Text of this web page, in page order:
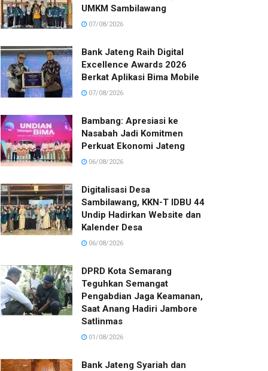
UMKM Sambilawang
07/08/2026
Bank Jateng Raih Digital
Excellence Awards 2026
Berkat Aplikasi Bima Mobile
07/08/2026
Bambang: Apresiasi ke
Nasabah Jadi Komitmen
Perkuat Ekonomi Jateng
06/08/2026
Digitalisasi Desa
Sambilawang, KKN-T IDBU 44
Undip Hadirkan Website dan
Kalender Desa
06/08/2026
DPRD Kota Semarang
Teguhkan Semangat
Pengabdian Jaga Keamanan,
Saat Anang Hadiri Jambore
Satlinmas
01/08/2026
Bank Jateng Syariah dan